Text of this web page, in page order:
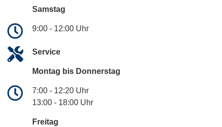
Samstag
9:00 - 12:00 Uhr
Service
Montag bis Donnerstag
7:00 - 12:20 Uhr
13:00 - 18:00 Uhr
Freitag